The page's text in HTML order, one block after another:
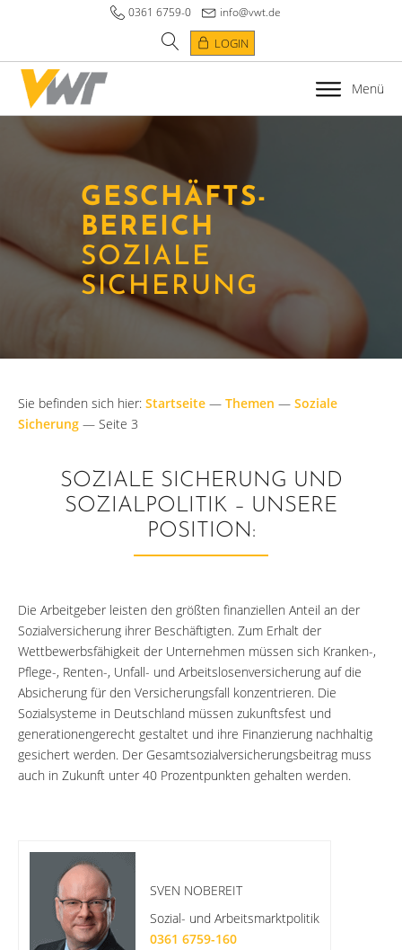
0361 6759-0 info@vwt.de
LOGIN
Menü
GESCHÄFTS­
BEREICH
SOZIALE
SICHERUNG
Sie befinden sich hier: Startseite — Themen — Soziale
Sicherung — Seite 3
SOZIALE SICHERUNG UND
SOZIALPOLITIK – UNSERE
POSITION:
Die Arbeitgeber leisten den größten finanziellen Anteil an der
Sozialversicherung ihrer Beschäftigten. Zum Erhalt der
Wettbewerbsfähigkeit der Unternehmen müssen sich Kranken-,
Pflege-, Renten-, Unfall- und Arbeitslosenversicherung auf die
Absicherung für den Versicherungsfall konzentrieren. Die
Sozialsysteme in Deutschland müssen zukunftsfest und
generationengerecht gestaltet und ihre Finanzierung nachhaltig
gesichert werden. Der Gesamtsozialversicherungsbeitrag muss
auch in Zukunft unter 40 Prozentpunkten gehalten werden.
SVEN NOBEREIT
Sozial- und Arbeitsmarktpolitik
0361 6759-160